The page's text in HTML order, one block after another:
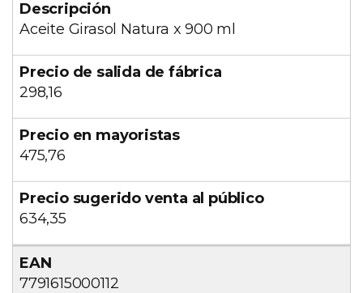
Aceite Girasol Natura x 900 ml
298,16
475,76
634,35
7791615000112